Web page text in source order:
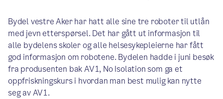
Bydel vestre Aker har hatt alle sine tre roboter til utlån
med jevn etterspørsel. Det har gått ut informasjon til
alle bydelens skoler og alle helsesykepleierne har fått
god informasjon om robotene. Bydelen hadde i juni besøk
fra produsenten bak AV1, No Isolation som ga et
oppfriskningskurs i hvordan man best mulig kan nytte
seg av AV1.